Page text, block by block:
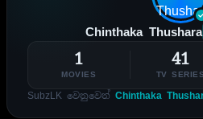
Chinthaka Thushara
1
MOVIES
41
TV SERIES
SubzLK වෙනුවෙන් Chinthaka